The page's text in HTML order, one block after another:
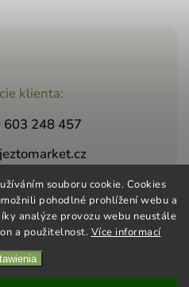
souboru cookie. Cookies
pohodlné prohlížení webu a
analýze provozu webu neustále
a použitelnost. Více informací
klienta:
603 248 457